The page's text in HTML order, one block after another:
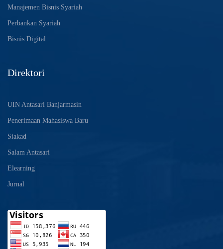
Manajemen Bisnis Syariah
Perbankan Syariah
Bisnis Digital
Direktori
UIN Antasari Banjarmasin
Penerimaan Mahasiswa Baru
Siakad
Salam Antasari
Elearning
Jurnal